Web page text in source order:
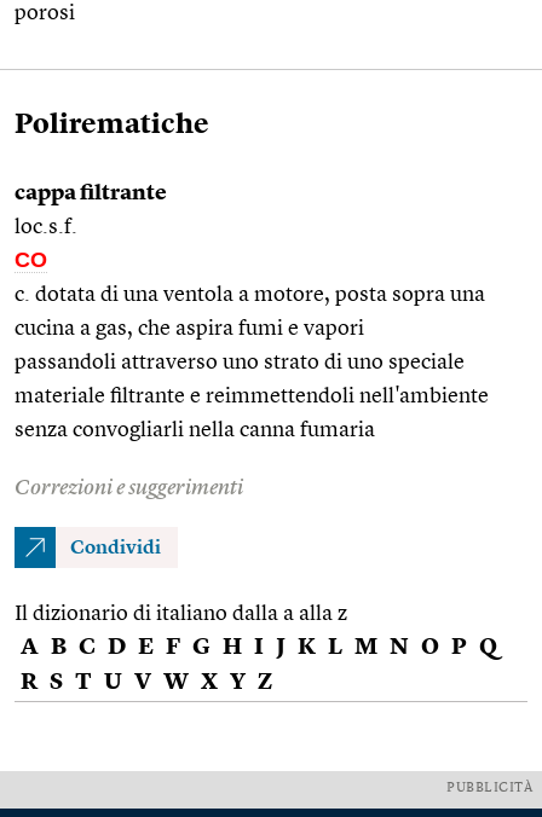
porosi
Polirematiche
cappa filtrante
loc.s.f.
CO
c. dotata di una ventola a motore, posta sopra una
cucina a gas, che aspira fumi e vapori
passandoli attraverso uno strato di uno speciale
materiale filtrante e reimmettendoli nell'ambiente
senza convogliarli nella canna fumaria
Correzioni e suggerimenti
Condividi
Il dizionario di italiano dalla a alla z
A B C D E F G H I J K L M N O P Q
R S T U V W X Y Z
PUBBLICITÀ